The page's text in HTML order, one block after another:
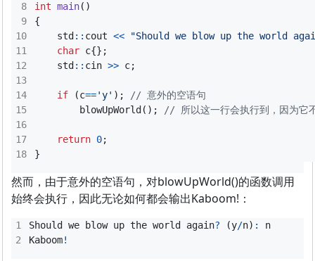
8
9
10
13
14
15
16
17
18
int main()
{
std :: cout <<
"Should we blow up the world
char c{};
std :: cin >> c;
if (c=='y' );
blowUpWorld ();
return 0;
}
然而，由于意外的空语句，对blowUpWorld()的函数调用
始终会执行，因此无论如何都会输出Kaboom!：
Should we blow up the world again? (y/n) :
n
Kaboom!